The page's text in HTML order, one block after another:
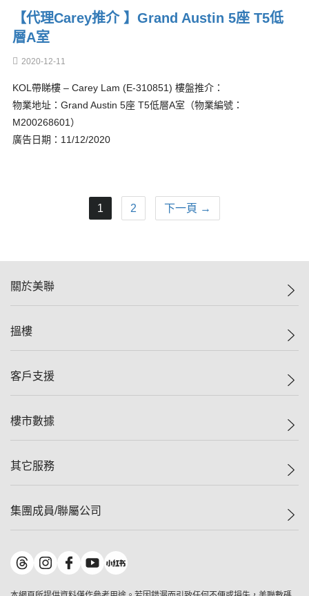
【代理Carey推介 】Grand Austin 5座 T5低
層A室
2020-12-11
KOL帶睇樓 – Carey Lam (E-310851) 樓盤推介：
物業地址：Grand Austin 5座 T5低層A室（物業編號：
M200268601）
廣告日期：11/12/2020
1 2 下一頁 →
關於美聯
美聯集團
人才招募
搵樓
一手新盤
減價
美聯豪宅
獨家樓盤
租盤
客戶支援
自助放盤
查詢熱線
按揭計算機
負擔能力計算機
轉按計算機
繳款方式
樓市數據
樓價指數
歷史成交
屋苑成交排行榜
地區百科
其它服務
屋苑專頁
美聯精英會
集團成員/聯屬公司
美聯物業
鋑聯控股*
美聯工商舖*